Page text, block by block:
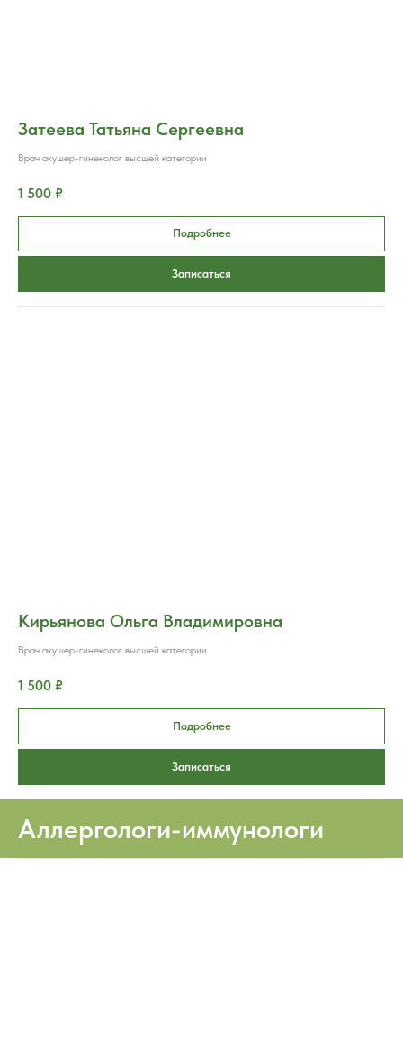
Затеева Татьяна Сергеевна
Врач акушер-гинеколог высшей категории
1 500 ₽
Подробнее
Записаться
Кирьянова Ольга Владимировна
Врач акушер-гинеколог высшей категории
1 500 ₽
Подробнее
Записаться
Аллергологи-иммунологи